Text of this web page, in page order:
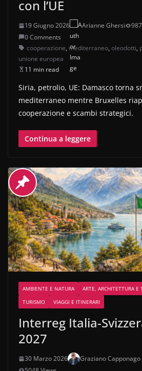
con l’UE
19 Giugno 2026 Arianne Ghersi
0 Comments
cooperazione, mediterraneo, oleodotti,
unione europea
11 min read
Siria, petrolio, UE: Damasco torna
mediterraneo mentre Bruxelles
cooperazione e scambi strategici.
Continua a leggere
AMBIENTE E NATURA
ARTE, ARCHITETTURA E
TURISMO
VIAGGI E ITINERARI
Interreg Italia-
2027
30 Marzo 2026
Graziano